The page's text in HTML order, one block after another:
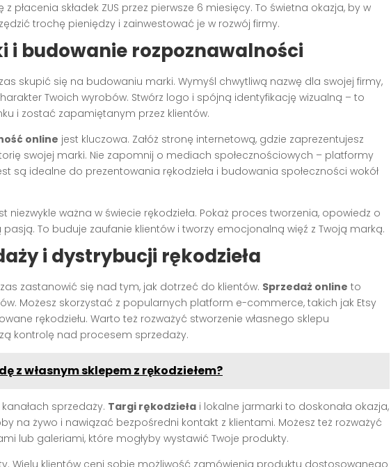
z płacenia składek ZUS przez pierwsze 6 miesięcy. To świetna okazja, by w
trochę pieniędzy i zainwestować je w rozwój firmy.
i budowanie rozpoznawalności
skupić się na budowaniu marki. Wymyśl chwytliwą nazwę dla swojej firmy,
Twoich wyrobów. Stwórz logo i spójną identyfikację wizualną – to
i zostać zapamiętanym przez klientów.
online jest kluczowa. Załóż stronę internetową, gdzie zaprezentujesz
swojej marki. Nie zapomnij o mediach społecznościowych – platformy
są idealne do prezentowania rękodzieła i budowania społeczności wokół
niezwykle ważna w świecie rękodzieła. Pokaż proces tworzenia, opowiedz o
To buduje zaufanie klientów i tworzy emocjonalną więź z Twoją marką.
i dystrybucji rękodzieła
zastanowić się nad tym, jak dotrzeć do klientów. Sprzedaż online to
Możesz skorzystać z popularnych platform e-commerce, takich jak Etsy
rękodziełu. Warto też rozważyć stworzenie własnego sklepu
kontrolę nad procesem sprzedaży.
z własnym sklepem z rękodziełem?
sprzedaży. Targi rękodzieła i lokalne jarmarki to doskonała okazja,
na żywo i nawiązać bezpośredni kontakt z klientami. Możesz też rozważyć
lub galeriami, które mogłyby wystawić Twoje produkty.